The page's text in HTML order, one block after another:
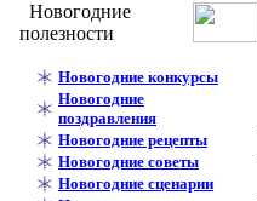
Новогодние
полезности
Новогодние конкурсы
Новогодние
поздравления
Новогодние рецепты
Новогодние советы
Новогодние сценарии